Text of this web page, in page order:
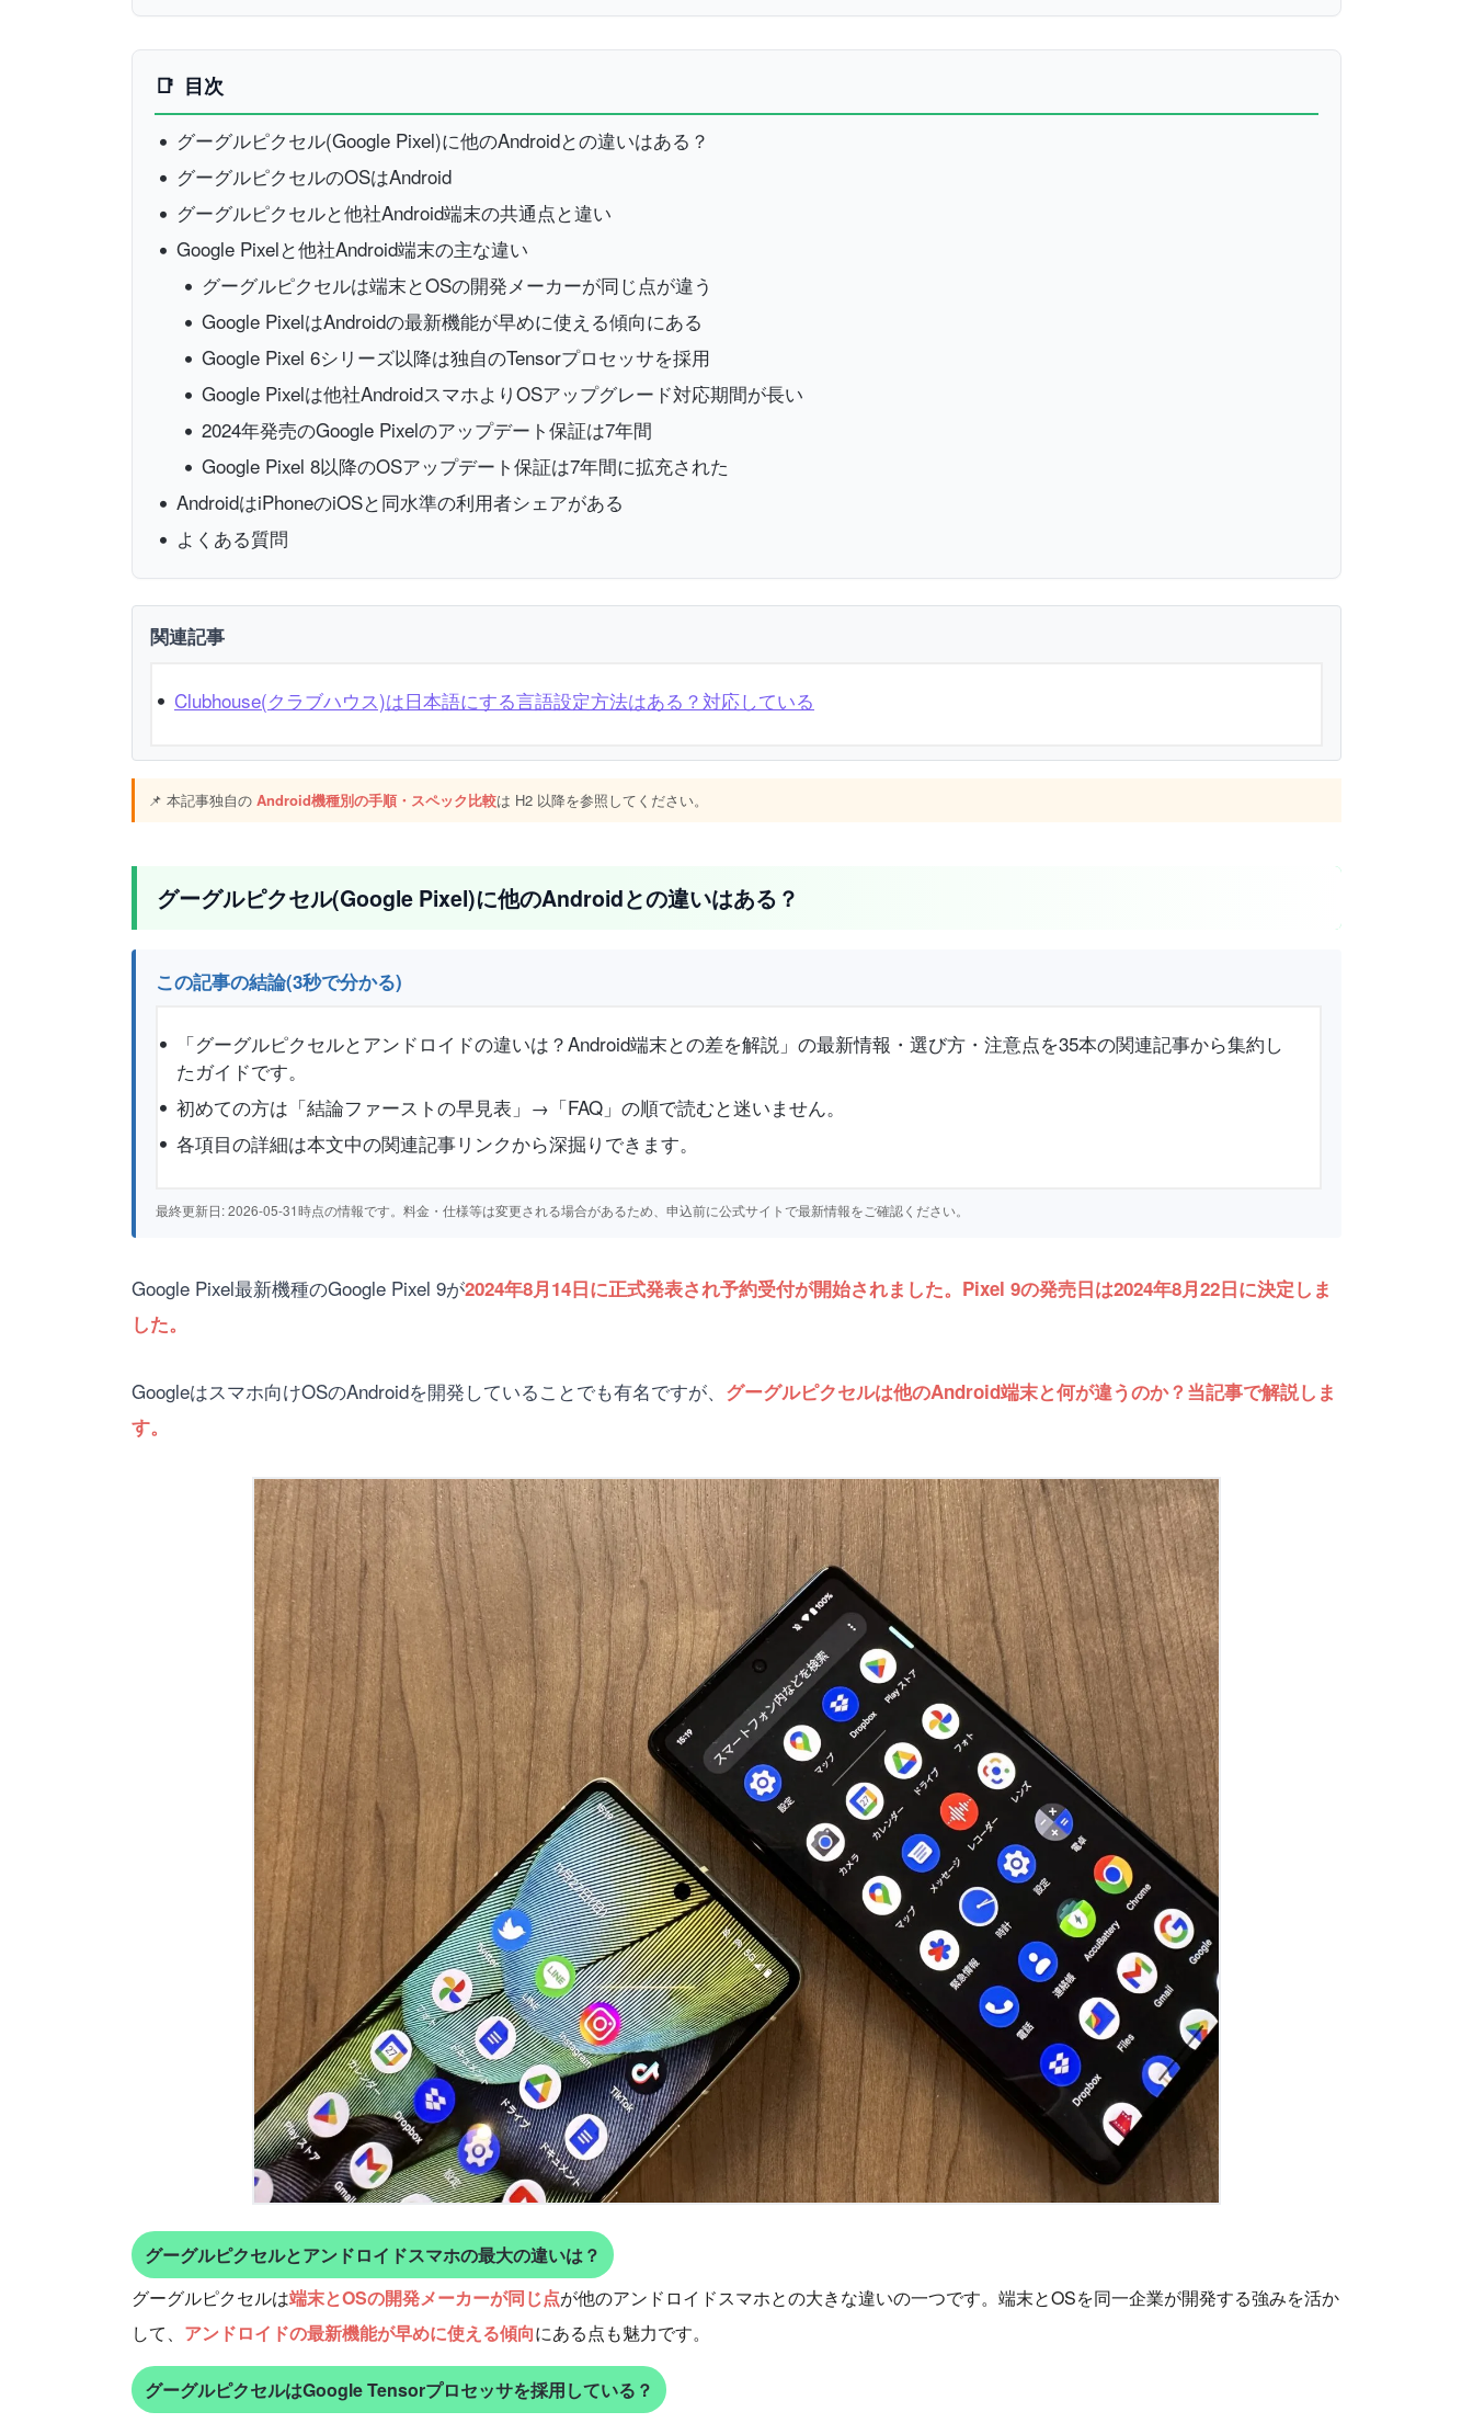
目次
グーグルピクセル(Google Pixel)に他のAndroidとの違いはある？
グーグルピクセルのOSはAndroid
グーグルピクセルと他社Android端末の共通点と違い
Google Pixelと他社Android端末の主な違い
グーグルピクセルは端末とOSの開発メーカーが同じ点が違う
Google PixelはAndroidの最新機能が早めに使える傾向にある
Google Pixel 6シリーズ以降は独自のTensorプロセッサを採用
Google Pixelは他社AndroidスマホよりOSアップグレード対応期間が長い
2024年発売のGoogle Pixelのアップデート保証は7年間
Google Pixel 8以降のOSアップデート保証は7年間に拡充された
AndroidはiPhoneのiOSと同水準の利用者シェアがある
よくある質問
関連記事
Clubhouse(クラブハウス)は日本語にする言語設定方法はある？対応している
📌 本記事独自の Android機種別の手順・スペック比較は H2 以降を参照してください。
グーグルピクセル(Google Pixel)に他のAndroidとの違いはある？
この記事の結論(3秒で分かる)
「グーグルピクセルとアンドロイドの違いは？Android端末との差を解説」の最新情報・選び方・注意点を35本の関連記事から集約し
たガイドです。
初めての方は「結論ファーストの早見表」→「FAQ」の順で読むと迷いません。
各項目の詳細は本文中の関連記事リンクから深掘りできます。
最終更新日: 2026-05-31時点の情報です。料金・仕様等は変更される場合があるため、申込前に公式サイトで最新情報をご確認ください。
Google Pixel最新機種のGoogle Pixel 9が2024年8月14日に正式発表され予約受付が開始されました。Pixel 9の発売日は2024年8月22日に決定しま
した。
Googleはスマホ向けOSのAndroidを開発していることでも有名ですが、 グーグルピクセルは他のAndroid端末と何が違うのか？当記事で解説しま
す。
グーグルピクセルとアンドロイドスマホの最大の違いは？
グーグルピクセルは端末とOSの開発メーカーが同じ点が他のアンドロイドスマホとの大きな違いの一つです。端末とOSを同一企業が開発する強みを活か
して、 アンドロイドの最新機能が早めに使える傾向にある点も魅力です。
グーグルピクセルはGoogle Tensorプロセッサを採用している？